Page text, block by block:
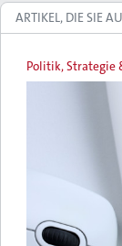
ARTIKEL, DIE SIE
Politik, Strategie